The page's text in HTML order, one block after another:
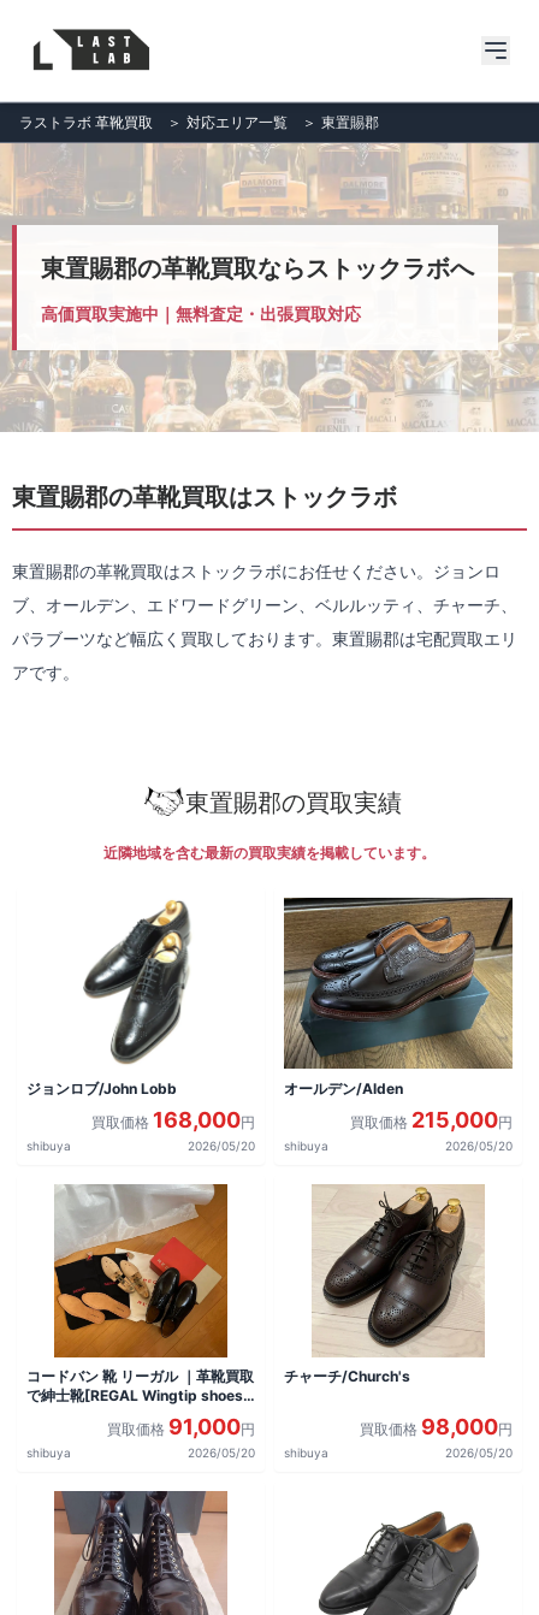
ラストラボ 革靴買取 ＞ 対応エリア一覧 ＞ 東置賜郡
東置賜郡の革靴買取ならストックラボへ
高価買取実施中｜無料査定・出張買取対応
東置賜郡の革靴買取はストックラボ
東置賜郡の革靴買取はストックラボにお任せください。ジョンロ
ブ、オールデン、エドワードグリーン、ベルルッティ、チャーチ、
パラブーツなど幅広く買取しております。東置賜郡は宅配買取エリ
アです。
東置賜郡の買取実績
近隣地域を含む最新の買取実績を掲載しています。
ジョンロブ/John Lobb
買取価格 168,000円
shibuya 2026/05/20
オールデン/Alden
買取価格 215,000円
shibuya 2026/05/20
コードバン 靴 リーガル ｜革靴買取
で紳士靴[REGAL Wingtip shoes]
買取価格 91,000円
shibuya 2026/05/20
チャーチ/Church's
買取価格 98,000円
shibuya 2026/05/20